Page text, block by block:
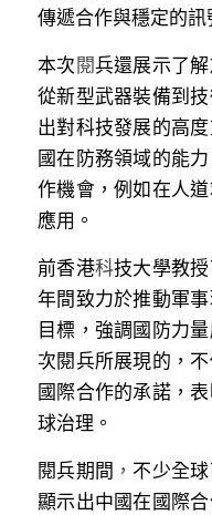
張美雄專欄
莊豪鋒專欄
香港科技專上書
傳遞合作與穩定的訊
本次閱兵還展示了
從新型武器裝備到
出對科技發展的高
國在防務領域的能
作機會，例如在人
應用。
前香港科技大學教
年間致力於推動軍
目標，強調國防力
次閱兵所展現的，
國際合作的承諾，
球治理。
閱兵期間 ， 不少全
顯示出中國在國際